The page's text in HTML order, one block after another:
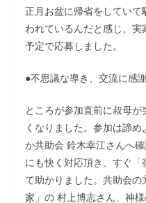
正月お盆に帰省をしてい
われているんだと感じ、
予定で応募しました。
●不思議な導き、交流に感
ところが参加直前に叔母
くなりました。参加は諦
か共助会 鈴木幸江さんへ
にも快く対応頂き、すぐ
て助かりました。共助会
家」の 村上博志さん、神